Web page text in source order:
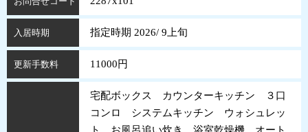
入居時期 指定時期 2026/ 9上旬
更新手数料 11000円
宅配ボックス カウンターキッチン ３口
コンロ システムキッチン ウォシュレッ
ト お風呂追い炊き 浴室乾燥機 オート